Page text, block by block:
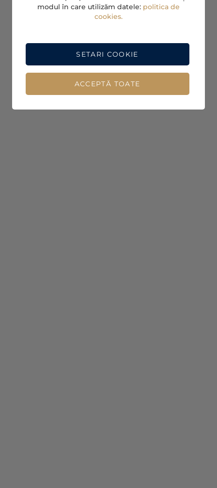
modul în care utilizăm datele: politica de
cookies.
ACCEPTĂ TOATE
SETARI COOKIE